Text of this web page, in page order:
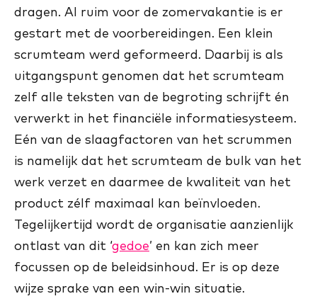
dragen. Al ruim voor de zomervakantie is er
gestart met de voorbereidingen. Een klein
scrumteam werd geformeerd. Daarbij is als
uitgangspunt genomen dat het scrumteam
zelf alle teksten van de begroting schrijft én
verwerkt in het financiële informatiesysteem.
Eén van de slaagfactoren van het scrummen
is namelijk dat het scrumteam de bulk van het
werk verzet en daarmee de kwaliteit van het
product zélf maximaal kan beïnvloeden.
Tegelijkertijd wordt de organisatie aanzienlijk
ontlast van dit ‘gedoe’ en kan zich meer
focussen op de beleidsinhoud. Er is op deze
wijze sprake van een win-win situatie.